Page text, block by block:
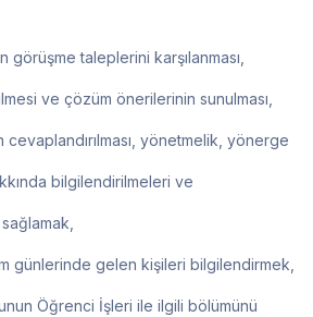
taleplerini karşılanması,
ve çözüm önerilerinin sunulması,
cevaplandırılması, yönetmelik, yönerge
bilgilendirilmeleri ve
günlerinde gelen kişileri bilgilendirmek,
Öğrenci İşleri ile ilgili bölümünü